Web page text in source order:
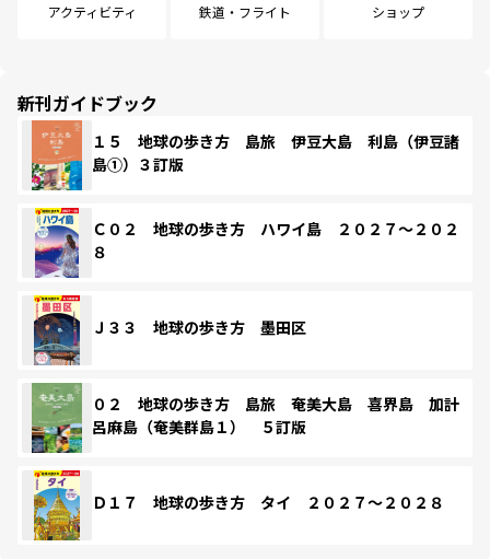
アクティビティ 鉄道・フライト ショップ
新刊ガイドブック
１５ 地球の歩き方 島旅 伊豆大島 利島（伊豆諸
島①）３訂版
Ｃ０２ 地球の歩き方 ハワイ島 ２０２７～２０２
８
Ｊ３３ 地球の歩き方 墨田区
０２ 地球の歩き方 島旅 奄美大島 喜界島 加計
呂麻島（奄美群島１） ５訂版
Ｄ１７ 地球の歩き方 タイ ２０２７～２０２８